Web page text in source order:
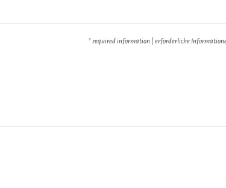
* required information | erforderliche